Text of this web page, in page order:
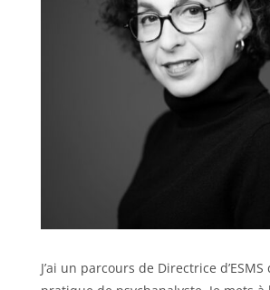
J’ai un parcours de Directrice d’ESMS